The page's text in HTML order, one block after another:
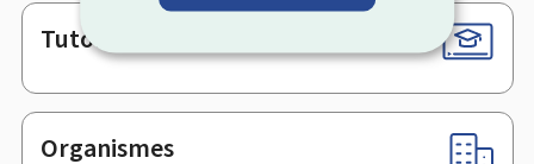
Tutoriels
Organismes